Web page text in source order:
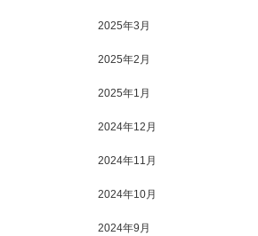
2025年3月
2025年2月
2025年1月
2024年12月
2024年11月
2024年10月
2024年9月